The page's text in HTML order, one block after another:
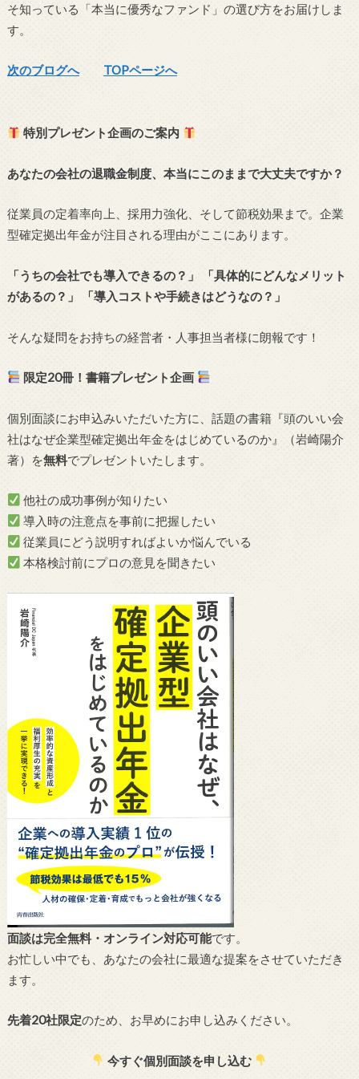
そ知っている「本当に優秀なファンド」の選び方をお届けしま
す。
次のブログへ TOPページへ
特別プレゼント企画のご案内
あなたの会社の退職金制度、本当にこのままで大丈夫ですか？
従業員の定着率向上、採用力強化、そして節税効果まで。企業
型確定拠出年金が注目される理由がここにあります。
「うちの会社でも導入できるの？」
「具体的にどんなメリット
があるの？」
「導入コストや手続きはどうなの？」
そんな疑問をお持ちの経営者・人事担当者様に朗報です！
限定20冊！書籍プレゼント企画
個別面談にお申込みいただいた方に、話題の書籍『頭のいい会
社はなぜ企業型確定拠出年金をはじめているのか』（岩崎陽介
著）を無料でプレゼントいたします。
他社の成功事例が知りたい
導入時の注意点を事前に把握したい
従業員にどう説明すればよいか悩んでいる
本格検討前にプロの意見を聞きたい
面談は完全無料・オンライン対応可能です。
お忙しい中でも、あなたの会社に最適な提案をさせていただき
ます。
先着20社限定のため、お早めにお申し込みください。
今すぐ個別面談を申し込む